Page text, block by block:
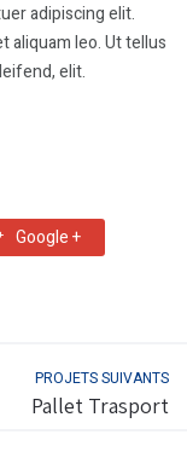
adipiscing elit.
aliquam leo. Ut tellus
elit.
Google +
PROJETS SUIVANTS
Pallet Trasport